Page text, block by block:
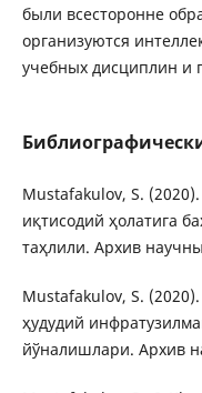
были всесторонне
организуются
учебных дисциплин и
Mustafakulov, S.
иқтисодий ҳолатига
таҳлили. Архив
Mustafakulov, S.
ҳудудий
йўналишлари. Архив